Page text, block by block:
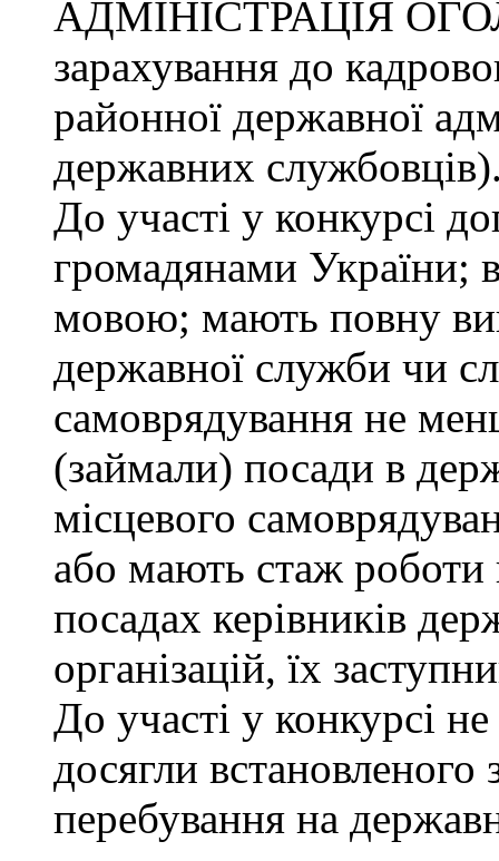
АДМІНІСТРАЦІЯ
зарахування до
районної державної
державних
До участі у конкурсі
громадянами України;
мовою; мають повну
державної служби чи
самоврядування не
(займали) посади в
місцевого
або мають стаж
посадах керівників
організацій, їх
До участі у конкурсі
досягли встановленого
перебування на